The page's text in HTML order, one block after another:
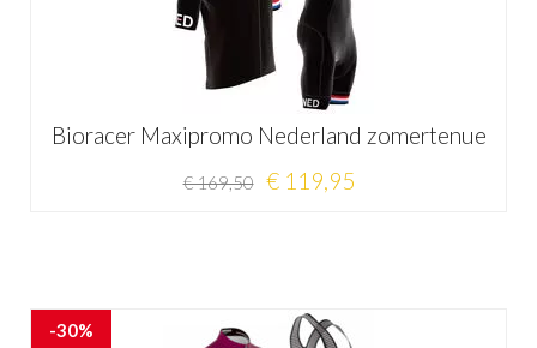
Bioracer Maxipromo Nederland zomertenue
€ 169,50 € 119,95
-30%